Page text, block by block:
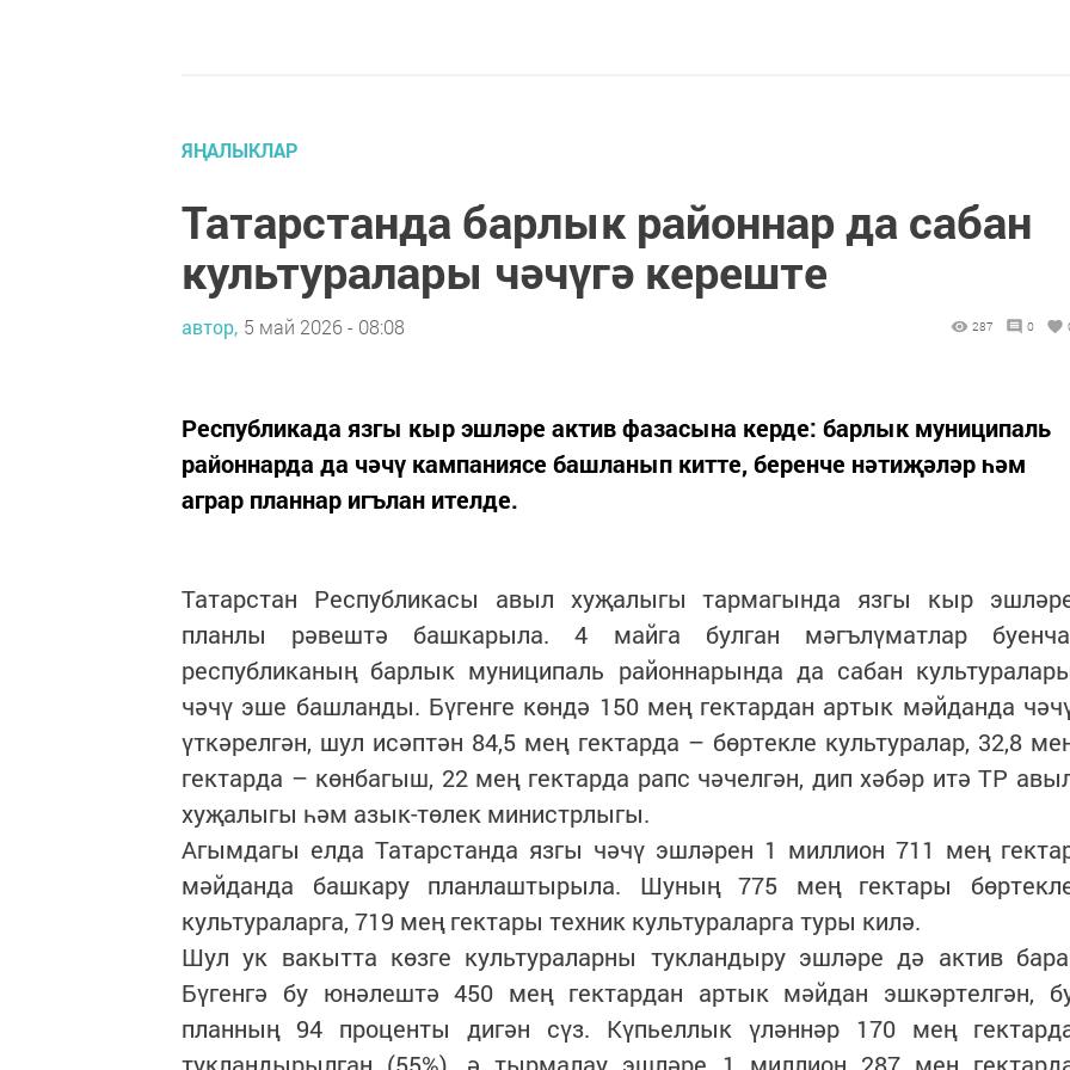
ЯҢАЛЫКЛАР
Татарстанда барлык районнар да сабан
культуралары чәчүгә кереште
автор, 5 май 2026 - 08:08 287 0
Республикада язгы кыр эшләре актив фазасына керде: барлык муниципаль
районнарда да чәчү кампаниясе башланып китте, беренче нәтиҗәләр һәм
аграр планнар игълан ителде.
Татарстан Республикасы авыл хуҗалыгы тармагында язгы кыр
планлы рәвештә башкарыла. 4 майга булган мәгълүматлар
республиканың барлык муниципаль районнарында да сабан
чәчү эше башланды. Бүгенге көндә 150 мең гектардан артык мәйданда
үткәрелгән, шул исәптән 84,5 мең гектарда – бөртекле культуралар, 32,8
гектарда – көнбагыш, 22 мең гектарда рапс чәчелгән, дип хәбәр итә ТР
хуҗалыгы һәм азык-төлек министрлыгы.
Агымдагы елда Татарстанда язгы чәчү эшләрен 1 миллион 711 мең
мәйданда башкару планлаштырыла. Шуның 775 мең гектары
культураларга, 719 мең гектары техник культураларга туры килә.
Шул ук вакытта көзге культураларны тукландыру эшләре дә актив
Бүгенгә бу юнәлештә 450 мең гектардан артык мәйдан эшкәртелгән,
планның 94 проценты дигән сүз. Күпьеллык үләннәр 170 мең
тукландырылган (55%), ә тырмалау эшләре 1 миллион 287 мең